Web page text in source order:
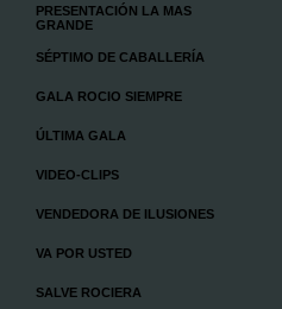
PRESENTACIÓN LA MAS
GRANDE
SÉPTIMO DE CABALLERÍA
GALA ROCIO SIEMPRE
ÚLTIMA GALA
VIDEO-CLIPS
VENDEDORA DE ILUSIONES
VA POR USTED
SALVE ROCIERA